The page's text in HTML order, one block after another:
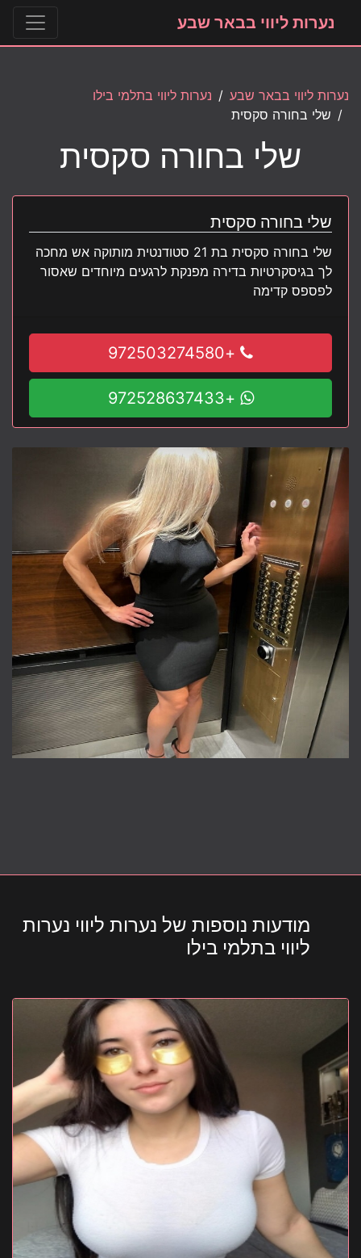
נערות ליווי בבאר שבע
נערות ליווי בבאר שבע
נערות ליווי בתלמי בילו
שלי בחורה סקסית
שלי בחורה סקסית
שלי בחורה סקסית
שלי בחורה סקסית בת 21 סטודנטית מותוקה אש מחכה
לך בגיסקרטיות בדירה מפנקת לרגעים מיוחדים שאסור
לפספס קדימה
+972503274580
+972528637433
מודעות נוספות של נערות ליווי נערות
ליווי בתלמי בילו